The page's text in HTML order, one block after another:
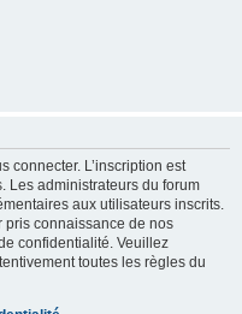
connecter. L’inscription est
Les administrateurs du forum
aux utilisateurs inscrits.
pris connaissance de nos
confidentialité. Veuillez
toutes les règles du